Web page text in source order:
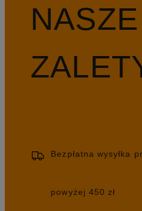
NASZE
Bezpłatna wysyłka
powyżej 450 zł